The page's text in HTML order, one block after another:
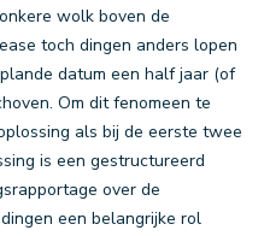
wolk boven de
toch dingen anders lopen
datum een half jaar (of
Om dit fenomeen te
als bij de eerste twee
is een gestructureerd
over de
een belangrijke rol